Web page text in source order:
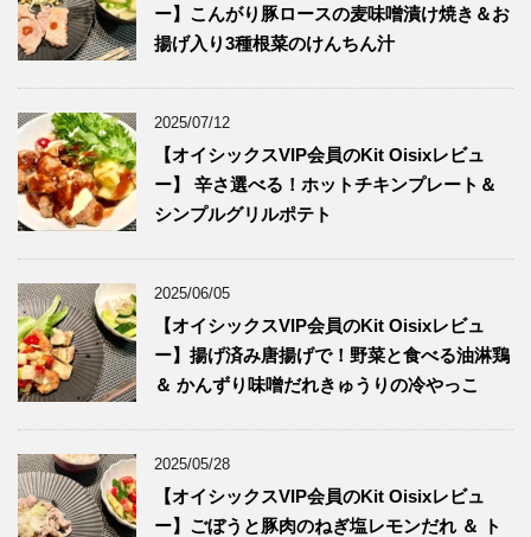
ー】こんがり豚ロースの麦味噌漬け焼き＆お
揚げ入り3種根菜のけんちん汁
2025/07/12
【オイシックスVIP会員のKit Oisixレビュ
ー】 辛さ選べる！ホットチキンプレート＆
シンプルグリルポテト
2025/06/05
【オイシックスVIP会員のKit Oisixレビュ
ー】揚げ済み唐揚げで！野菜と食べる油淋鶏
＆ かんずり味噌だれきゅうりの冷やっこ
2025/05/28
【オイシックスVIP会員のKit Oisixレビュ
ー】ごぼうと豚肉のねぎ塩レモンだれ ＆ ト